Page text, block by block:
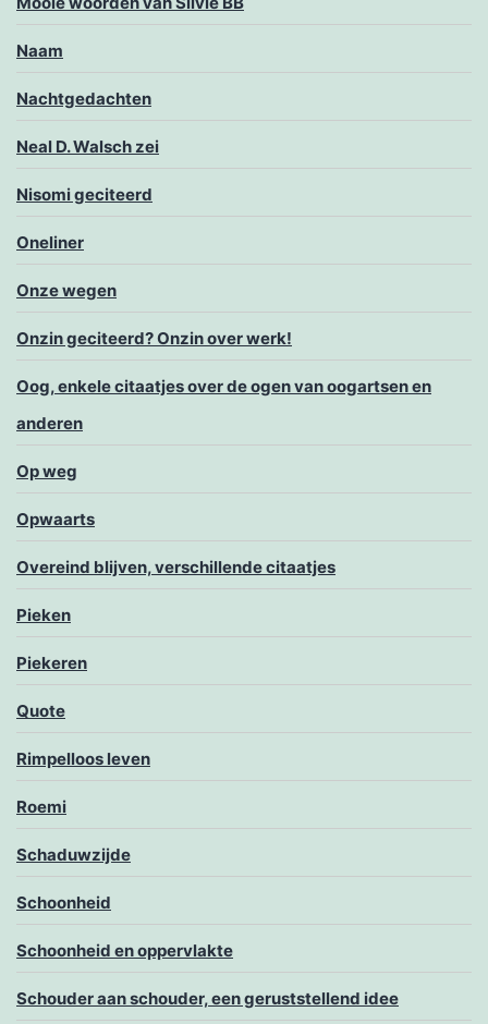
Naam
Nachtgedachten
Neal D. Walsch zei
Nisomi geciteerd
Oneliner
Onze wegen
Onzin geciteerd? Onzin over werk!
Oog, enkele citaatjes over de ogen van oogartsen en
anderen
Op weg
Opwaarts
Overeind blijven, verschillende citaatjes
Pieken
Piekeren
Quote
Rimpelloos leven
Roemi
Schaduwzijde
Schoonheid
Schoonheid en oppervlakte
Schouder aan schouder, een geruststellend idee